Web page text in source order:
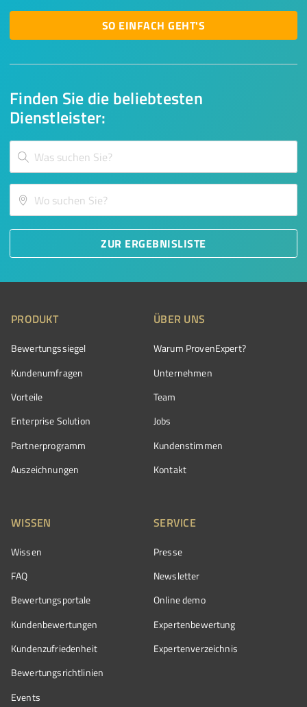
Finden Sie die beliebtesten
Dienstleister:
ZUR ERGEBNISLISTE
SO EINFACH GEHT'S
PRODUKT
Bewertungssiegel
Kundenumfragen
Vorteile
Enterprise Solution
Partnerprogramm
Auszeichnungen
ÜBER UNS
Warum ProvenExpert?
Unternehmen
Team
Jobs
Kundenstimmen
Kontakt
WISSEN
Wissen
FAQ
Bewertungsportale
Kundenbewertungen
Kundenzufriedenheit
Bewertungs­richtlinien
Events
SERVICE
Presse
Newsletter
Online demo
Expertenbewertung
Expertenverzeichnis